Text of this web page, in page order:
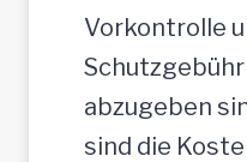
Vorkontrolle
Schutzgebühr
abzugeben
sind die